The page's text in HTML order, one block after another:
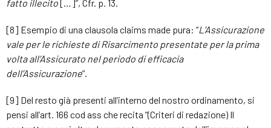
fatto illecito[…]”, Cfr. p. 13.
[8] Esempio di una clausola claims made pura: “L’Assicurazione
vale per le richieste di Risarcimento presentate per la prima
volta all’Assicurato nel periodo di efficacia
dell’Assicurazione”.
[9] Del resto già presenti all’interno del nostro ordinamento, si
pensi all’art. 166 cod ass che recita “(Criteri di redazione) Il